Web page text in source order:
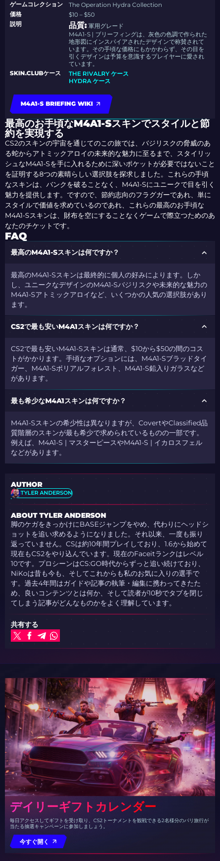
ゲームコレクション
The Operation Hydra Collection
価格
$10 – $50
説明
品質: 軍用グレード
M4A1-S | ブリーフィングは、灰色の色調で作られた
地形図にインスパイアされたデザインで称賛されて
います。その手頃な価格にもかかわらず、その目を
引くデザインは予算を意識するプレイヤーに愛され
ています。
SKIN.CLUBケース
THE RIVALRY ケース
HYDRA ケース
M4A1-S BRIEFING WIKI
最高のお手頃なM4A1-Sスキンでスタイルと節
約を実現する
CS2のスキンの宇宙を通じてのこの旅では、バジリスクの脅威のあ
る蛇からアトミックアロイの未来的な魅力に至るまで、スタイリッ
シュなM4A1-Sを手に入れるために深いポケットが必要ではないこと
を証明する8つの素晴らしい選択肢を探求しました。これらの手頃
なスキンは、バンクを破ることなく、M4A1-Sにユニークで目を引く
魅力を提供します。ですので、節約志向のフラグガーであれ、単に
スタイルで価値を求めているのであれ、これらの最高のお手頃な
M4A1-Sスキンは、財布を空にすることなくゲームで際立つためのあ
なたのチケットです。
FAQ
最高のM4A1-Sスキンは何ですか？
最高のM4A1-Sスキンは最終的に個人の好みによります。しか
し、ユニークなデザインのM4A1-Sバジリスクや未来的な魅力の
M4A1-Sアトミックアロイなど、いくつかの人気の選択肢があり
ます。
CS2で最も安いM4A1スキンは何ですか？
CS2で最も安いM4A1-Sスキンは通常、$10から$50の間のコス
トがかかります。手頃なオプションには、M4A1-Sブラッドタイ
ガー、M4A1-Sボリアルフォレスト、M4A1-S鉛入りガラスなど
があります。
最も希少なM4A1スキンは何ですか？
M4A1-Sスキンの希少性は異なりますが、CovertやClassified品
質階層のスキンが最も希少で求められているものの一部です。
例えば、M4A1-S | マスターピースやM4A1-S | イカロスフェル
などがあります。
AUTHOR
TYLER ANDERSON
ABOUT TYLER ANDERSON
脚のケガをきっかけにBASEジャンプをやめ、代わりにヘッドシ
ョットを追い求めるようになりました。それ以来、一度も振り
返っていません。CSは約10年間プレイしており、1.6から始めて
現在もCS2をやり込んでいます。現在のFaceitランクはレベル
10です。プロシーンはCS:GO時代からずっと追い続けており、
NiKoは昔も今も、そしてこれからも私のお気に入りの選手で
す。過去4年間はガイドや記事の執筆・編集に携わってきたた
め、良いコンテンツとは何か、そして読者が10秒でタブを閉じ
てしまう記事がどんなものかをよく理解しています。
共有する
デイリーギフトカレンダー
毎日アクセスしてギフトを受け取り、CS2トーナメントを観戦できる2名様分のパリ旅行が
当たる抽選キャンペーンに参加しましょう。
今すぐ開く